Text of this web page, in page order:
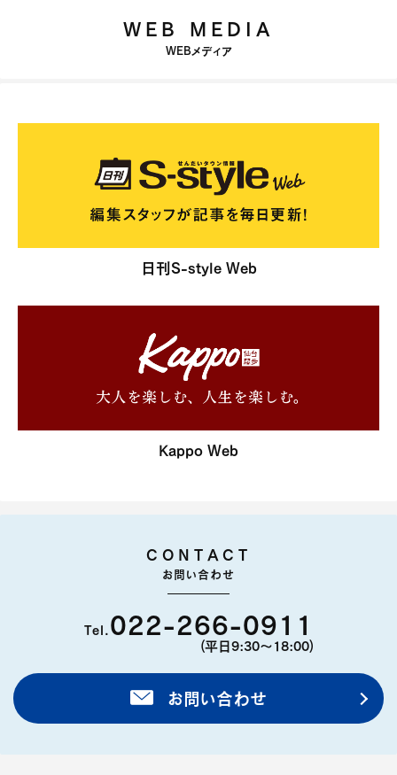
WEB MEDIA
WEBメディア
日刊S-style Web
Kappo Web
CONTACT
お問い合わせ
Tel.022-266-0911
(平日9:30〜18:00)
お問い合わせ